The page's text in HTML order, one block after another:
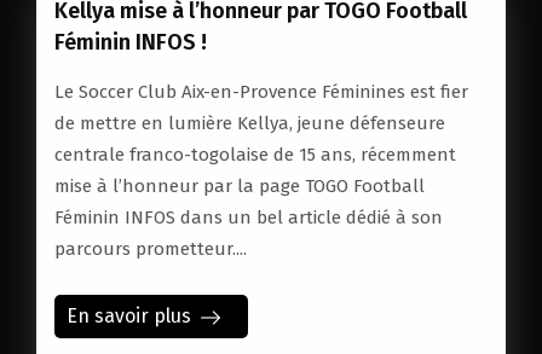
Kellya mise à l’honneur par TOGO Football
Féminin INFOS !
Le Soccer Club Aix-en-Provence Féminines est fier
de mettre en lumière Kellya, jeune défenseure
centrale franco-togolaise de 15 ans, récemment
mise à l’honneur par la page TOGO Football
Féminin INFOS dans un bel article dédié à son
parcours prometteur....
En savoir plus